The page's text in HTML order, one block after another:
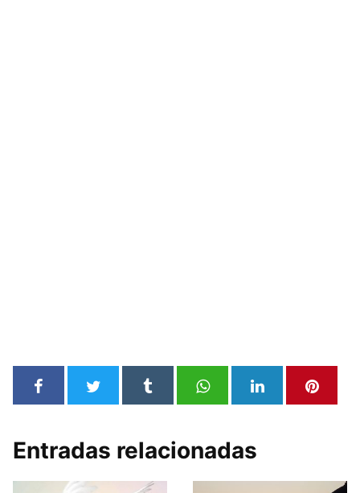
Entradas relacionadas